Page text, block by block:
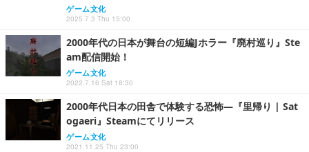
ゲーム文化
2025.7.3 Thu 15:00
2000年代の日本が舞台の短編Jホラー『廃村巡り』Ste
am配信開始！
ゲーム文化
2022.7.16 Sat 18:30
2000年代日本の田舎で体験する恐怖―『里帰り | Sat
ogaeri』Steamにてリリース
ゲーム文化
2021.11.25 Thu 23:00